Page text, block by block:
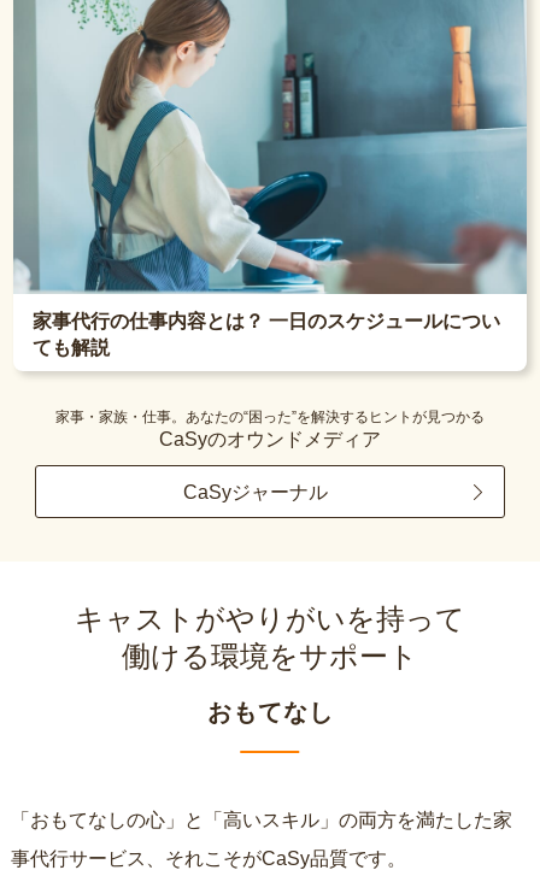
家事代行の仕事内容とは？ 一日のスケジュールについ
ても解説
家事・家族・仕事。あなたの“困った”を解決するヒントが見つかる
CaSyのオウンドメディア
CaSyジャーナル
キャストがやりがいを持って
働ける環境をサポート
おもてなし
「おもてなしの心」と「高いスキル」の両方を満たした家
事代行サービス、それこそがCaSy品質です。